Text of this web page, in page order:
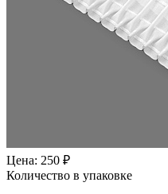
Цена: 250 ₽
Количество в упаковке